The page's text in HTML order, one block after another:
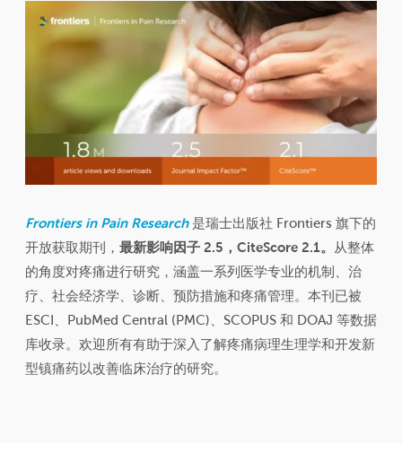
Frontiers in Pain Research是瑞士出版社 Frontiers 旗下的
开放获取期刊， 最新影响因子 2.5，CiteScore 2.1。
从整体
的角度对疼痛进行研究，涵盖一系列医学专业的机制、治
疗、社会经济学、诊断、预防措施和疼痛管理。本刊已被
ESCI、PubMed Central (PMC)、SCOPUS 和 DOAJ 等数据
库收录。欢迎所有有助于深入了解疼痛病理生理学和开发新
型镇痛药以改善临床治疗的研究。